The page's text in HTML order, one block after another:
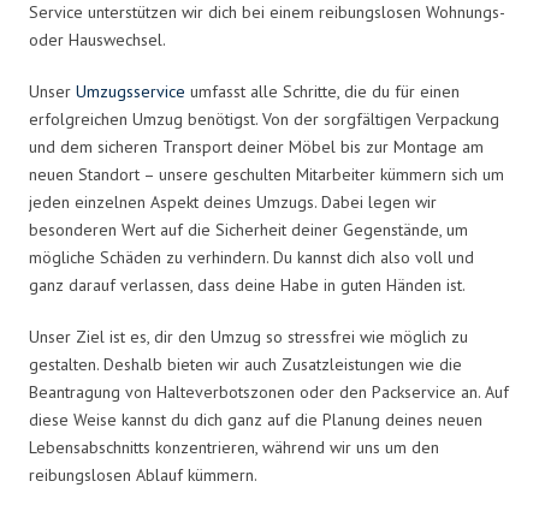
Service unterstützen wir dich bei einem reibungslosen Wohnungs-
oder Hauswechsel.
Unser Umzugsservice umfasst alle Schritte, die du für einen
erfolgreichen Umzug benötigst. Von der sorgfältigen Verpackung
und dem sicheren Transport deiner Möbel bis zur Montage am
neuen Standort – unsere geschulten Mitarbeiter kümmern sich um
jeden einzelnen Aspekt deines Umzugs. Dabei legen wir
besonderen Wert auf die Sicherheit deiner Gegenstände, um
mögliche Schäden zu verhindern. Du kannst dich also voll und
ganz darauf verlassen, dass deine Habe in guten Händen ist.
Unser Ziel ist es, dir den Umzug so stressfrei wie möglich zu
gestalten. Deshalb bieten wir auch Zusatzleistungen wie die
Beantragung von Halteverbotszonen oder den Packservice an. Auf
diese Weise kannst du dich ganz auf die Planung deines neuen
Lebensabschnitts konzentrieren, während wir uns um den
reibungslosen Ablauf kümmern.